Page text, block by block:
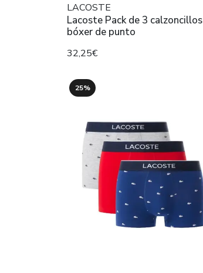
LACOSTE
Lacoste Pack de 3 calzoncillos
bóxer de punto
32,25€
25%